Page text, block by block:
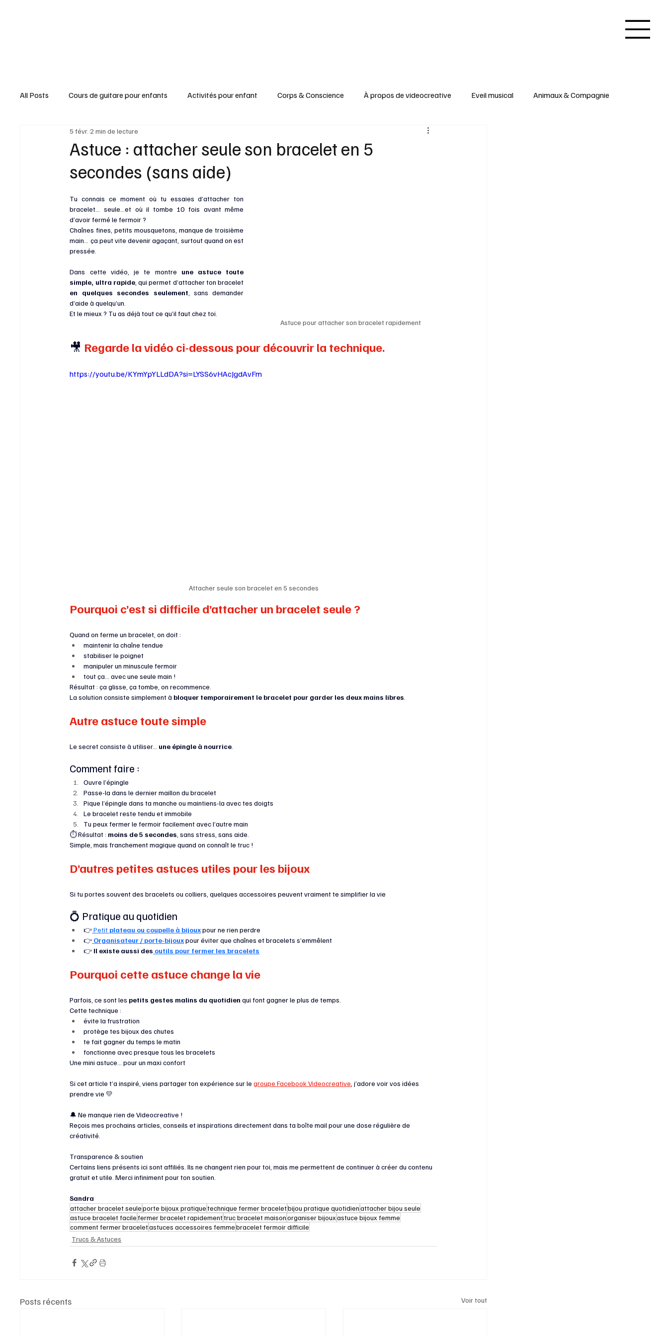
All Posts Cours de guitare pour enfants Activités pour enfant Corps & Conscience À propos de videocreative Eveil musical Animaux & Compagnie
Brico & Déco Trucs & Astuces Tableaux & Arts créatifs
Paroles & Chansons Fêtes & Gourmandises Apprendre & Découvrir
Astuce : attacher seule son bracelet en 5
secondes (sans aide)
5 févr. 2 min de lecture
Astuce pour attacher son bracelet rapidement
Tu connais ce moment où tu essaies d’attacher ton
bracelet… seule…et où il tombe 10 fois avant même
d’avoir fermé le fermoir ?
Chaînes fines, petits mousquetons, manque de troisième
main… ça peut vite devenir agaçant, surtout quand on est
pressée.
Dans cette vidéo, je te montre une astuce toute
simple, ultra rapide
en quelques secondes seulement , sans demander
d’aide à quelqu’un.
Et le mieux ? Tu as déjà tout ce qu’il faut chez toi.
🎥 Regarde la vidéo ci-dessous pour découvrir la technique.
https://youtu.be/KYmYpYLLdDA?si=LYSS6vHAcJgdAvFm
Attacher seule son bracelet en 5 secondes
Pourquoi c’est si difficile d’attacher un bracelet seule ?
Quand on ferme un bracelet, on doit :
maintenir la chaîne tendue
stabiliser le poignet
manipuler un minuscule fermoir
tout ça… avec une seule main !
Résultat : ça glisse, ça tombe, on recommence.
La solution consiste simplement à bloquer temporairement le bracelet pour garder les deux mains libres
Autre astuce toute simple
Le secret consiste à utiliser… une épingle à nourrice
Comment faire :
Ouvre l’épingle
Passe-la dans le dernier maillon du bracelet
Pique l’épingle dans ta manche ou maintiens-la avec tes doigts
Le bracelet reste tendu et immobile
Tu peux fermer le fermoir facilement avec l’autre main
⏱️ Résultat : moins de 5 secondes , sans stress, sans aide.
Simple, mais franchement magique quand on connaît le truc !
D’autres petites astuces utiles pour les bijoux
Si tu portes souvent des bracelets ou colliers, quelques accessoires peuvent vraiment te simplifier la vie
💍 Pratique au quotidien
👉 Petit plateau ou coupelle à bijoux pour ne rien perdre
👉 Organisateur / porte-bijoux pour éviter que chaînes et bracelets s’emmêlent
👉 Il existe aussi des outils pour fermer les bracelets
Pourquoi cette astuce change la vie
Parfois, ce sont les petits gestes malins du quotidien qui font gagner le plus de temps.
Cette technique :
évite la frustration
protège tes bijoux des chutes
te fait gagner du temps le matin
fonctionne avec presque tous les bracelets
Une mini astuce… pour un maxi confort
Si cet article t’a inspiré, viens partager ton expérience sur le groupe Facebook Videocreative , j’adore voir vos idées
prendre vie 💛
🔔 Ne manque rien de Videocreative !
Reçois mes prochains articles, conseils et inspirations directement dans ta boîte mail pour une dose régulière de
créativité.
Transparence & soutien
Certains liens présents ici sont affiliés. Ils ne changent rien pour toi, mais me permettent de continuer à créer du contenu
gratuit et utile. Merci infiniment pour ton soutien.
Sandra
attacher bracelet seuleporte bijoux pratiquetechnique fermer braceletbijou pratique quotidienattacher bijou seule
astuce bracelet facilefermer bracelet rapidementtruc bracelet maisonorganiser bijouxastuce bijoux femme
comment fermer braceletastuces accessoires femmebracelet fermoir difficile
Trucs & Astuces
Posts récents Voir tout